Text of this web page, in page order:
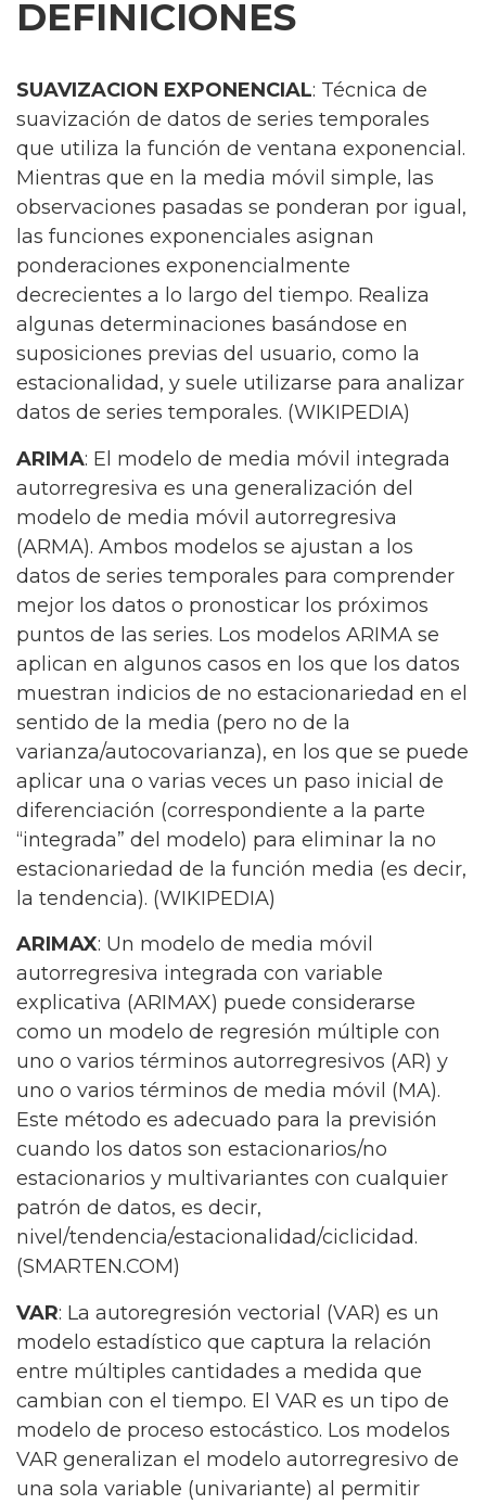
DEFINICIONES
SUAVIZACION EXPONENCIAL: Técnica de
suavización de datos de series temporales
que utiliza la función de ventana exponencial.
Mientras que en la media móvil simple, las
observaciones pasadas se ponderan por igual,
las funciones exponenciales asignan
ponderaciones exponencialmente
decrecientes a lo largo del tiempo. Realiza
algunas determinaciones basándose en
suposiciones previas del usuario, como la
estacionalidad, y suele utilizarse para analizar
datos de series temporales. (WIKIPEDIA)
ARIMA: El modelo de media móvil integrada
autorregresiva es una generalización del
modelo de media móvil autorregresiva
(ARMA). Ambos modelos se ajustan a los
datos de series temporales para comprender
mejor los datos o pronosticar los próximos
puntos de las series. Los modelos ARIMA se
aplican en algunos casos en los que los datos
muestran indicios de no estacionariedad en el
sentido de la media (pero no de la
varianza/autocovarianza), en los que se puede
aplicar una o varias veces un paso inicial de
diferenciación (correspondiente a la parte
“integrada” del modelo) para eliminar la no
estacionariedad de la función media (es decir,
la tendencia). (WIKIPEDIA)
ARIMAX: Un modelo de media móvil
autorregresiva integrada con variable
explicativa (ARIMAX) puede considerarse
como un modelo de regresión múltiple con
uno o varios términos autorregresivos (AR) y
uno o varios términos de media móvil (MA).
Este método es adecuado para la previsión
cuando los datos son estacionarios/no
estacionarios y multivariantes con cualquier
patrón de datos, es decir,
nivel/tendencia/estacionalidad/ciclicidad.
(SMARTEN.COM)
VAR: La autoregresión vectorial (VAR) es un
modelo estadístico que captura la relación
entre múltiples cantidades a medida que
cambian con el tiempo. El VAR es un tipo de
modelo de proceso estocástico. Los modelos
VAR generalizan el modelo autorregresivo de
una sola variable (univariante) al permitir